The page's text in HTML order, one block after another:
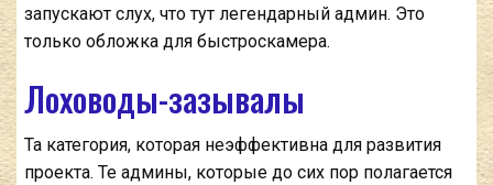
запускают слух, что тут легендарный админ. Это
только обложка для быстроскамера.
Лоховоды-зазывалы
Та категория, которая неэффективна для развития
проекта. Те админы, которые до сих пор полагается